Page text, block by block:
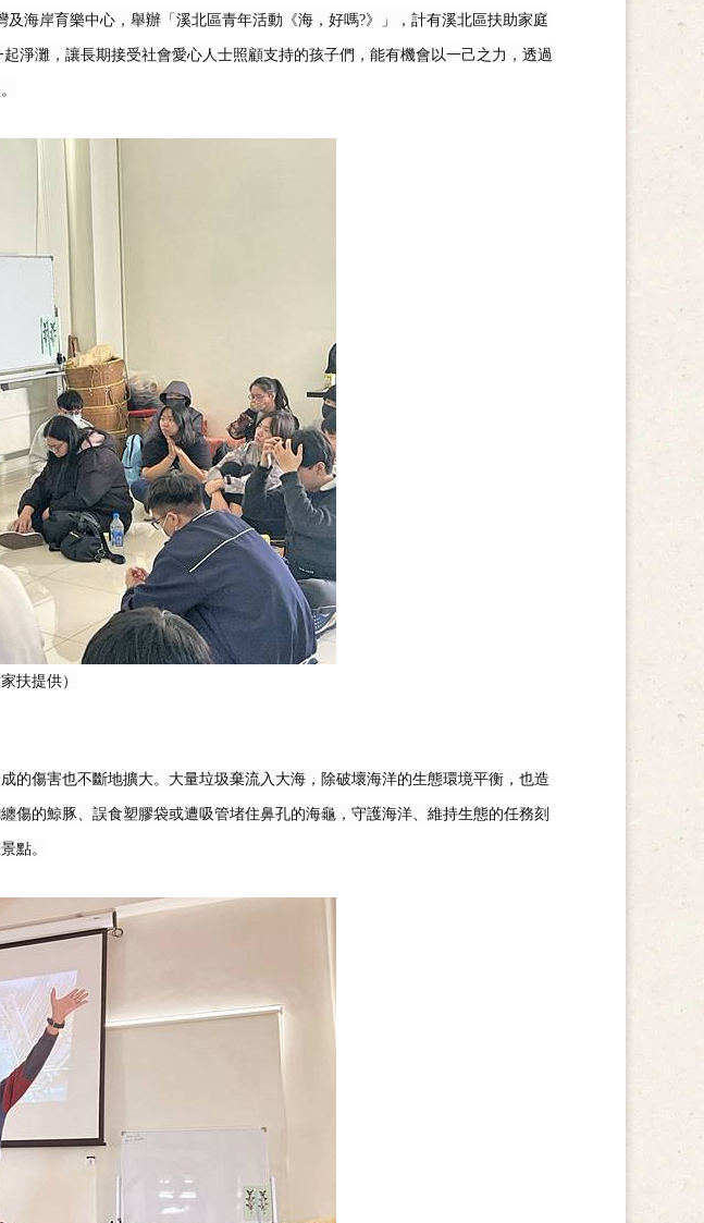
及海岸育樂中心，舉辦「溪北區青年活動《海，好嗎?》」，計有溪北區扶助家庭
起淨灘，讓長期接受社會愛心人士照顧支持的孩子們，能有機會以一己之力，透過
扶提供）
的傷害也不斷地擴大。大量垃圾棄流入大海，除破壞海洋的生態環境平衡，也造
傷的鯨豚、誤食塑膠袋或遭吸管堵住鼻孔的海龜，守護海洋、維持生態的任務刻
點。